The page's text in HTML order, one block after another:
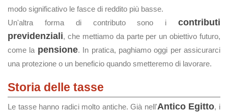
modo significativo le fasce di reddito più basse.
Un'altra forma di contributo sono i contributi
previdenziali, che mettiamo da parte per un obiettivo futuro,
come la pensione. In pratica, paghiamo oggi per assicurarci
una protezione o un beneficio quando smetteremo di lavorare.
Storia delle tasse
Le tasse hanno radici molto antiche. Già nell'Antico Egitto, i